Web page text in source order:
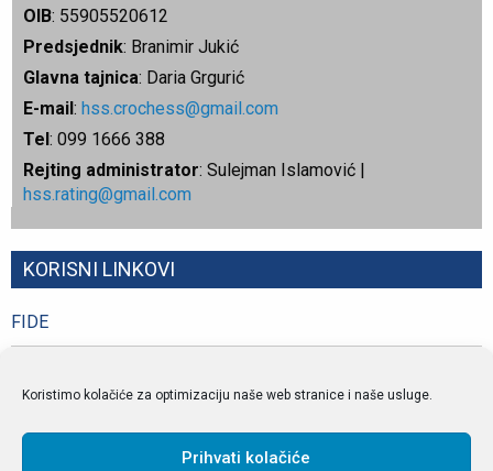
Koristimo kolačiće za optimizaciju naše web stranice i naše usluge.
Prihvati kolačiće
OIB: 55905520612
Predsjednik: Branimir Jukić
Glavna tajnica: Daria Grgurić
E-mail : hss.crochess@gmail.com
Tel : 099 1666 388
Rejting administrator: Sulejman Islamović |
hss.rating@gmail.com
KORISNI LINKOVI
FIDE